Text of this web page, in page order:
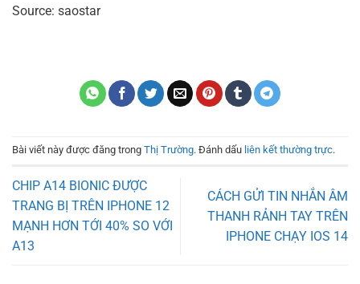
Source: saostar
Bài viết này được đăng trong Thị Trường. Đánh dấu liên kết thường trực.
CHIP A14 BIONIC ĐƯỢC
TRANG BỊ TRÊN IPHONE 12
MẠNH HƠN TỚI 40% SO VỚI
A13
CÁCH GỬI TIN NHẮN ÂM
THANH RẢNH TAY TRÊN
IPHONE CHẠY IOS 14